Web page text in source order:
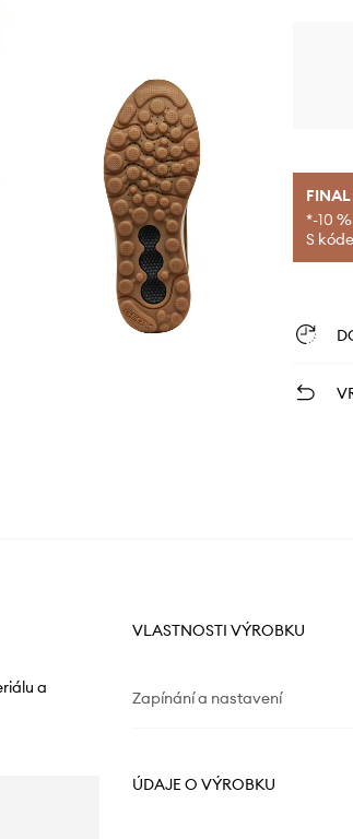
*-10
S
a
VLASTNOSTI VÝROBKU
Zapínání a nastavení
ÚDAJE O VÝROBKU